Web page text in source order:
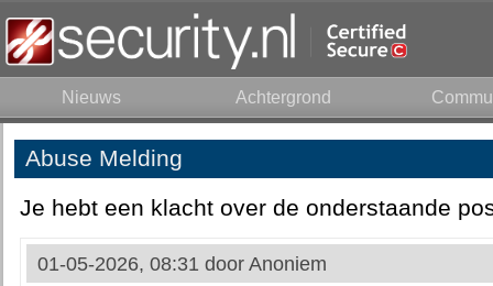
Nieuws Achtergrond
Abuse Melding
Je hebt een klacht over de onderstaande
01-05-2026, 08:31 door Anoniem